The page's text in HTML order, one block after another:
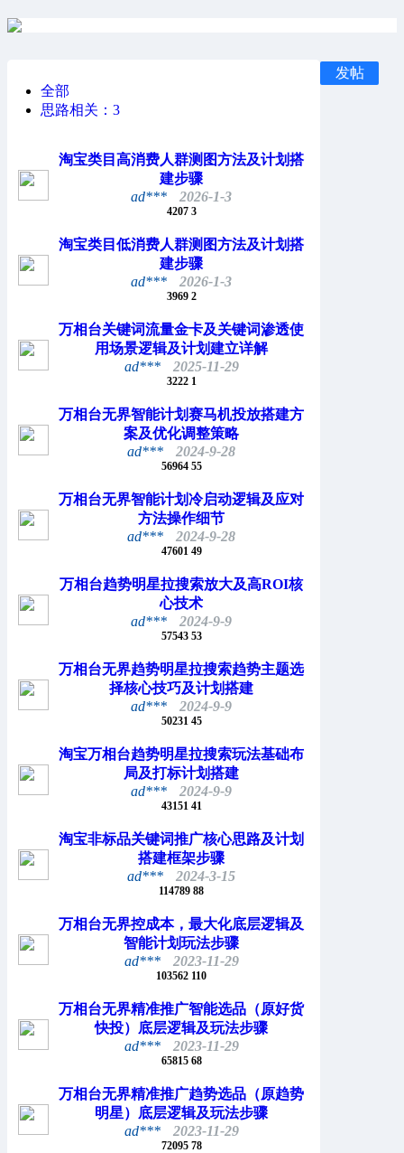
发帖
全部
思路相关： 3
淘宝类目高消费人群测图方法及计划搭
建步骤
ad***
2026-1-3
4207 3
淘宝类目低消费人群测图方法及计划搭
建步骤
ad***
2026-1-3
3969 2
万相台关键词流量金卡及关键词渗透使
用场景逻辑及计划建立详解
ad***
2025-11-29
3222 1
万相台无界智能计划赛马机投放搭建方
案及优化调整策略
ad***
2024-9-28
56964 55
万相台无界智能计划冷启动逻辑及应对
方法操作细节
ad***
2024-9-28
47601 49
万相台趋势明星拉搜索放大及高ROI核
心技术
ad***
2024-9-9
57543 53
万相台无界趋势明星拉搜索趋势主题选
择核心技巧及计划搭建
ad***
2024-9-9
50231 45
淘宝万相台趋势明星拉搜索玩法基础布
局及打标计划搭建
ad***
2024-9-9
43151 41
淘宝非标品关键词推广核心思路及计划
搭建框架步骤
ad***
2024-3-15
114789 88
万相台无界控成本，最大化底层逻辑及
智能计划玩法步骤
ad***
2023-11-29
103562 110
万相台无界精准推广智能选品（原好货
快投）底层逻辑及玩法步骤
ad***
2023-11-29
65815 68
万相台无界精准推广趋势选品（原趋势
明星）底层逻辑及玩法步骤
ad***
2023-11-29
72095 78